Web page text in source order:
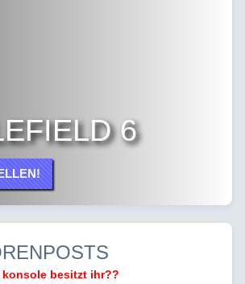
6
konsole besitzt ihr??